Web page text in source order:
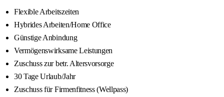
Flexible Arbeitszeiten
Hybrides Arbeiten/Home Office
Günstige Anbindung
Vermögenswirksame Leistungen
Zuschuss zur betr. Altersvorsorge
30 Tage Urlaub/Jahr
Zuschuss für Firmenfitness (Wellpass)